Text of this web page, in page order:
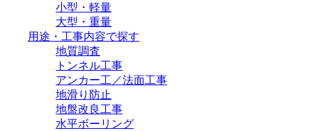
小型・軽量
大型・重量
用途・工事内容で探す
地質調査
トンネル工事
アンカー工／法面工事
地滑り防止
地盤改良工事
水平ボーリング